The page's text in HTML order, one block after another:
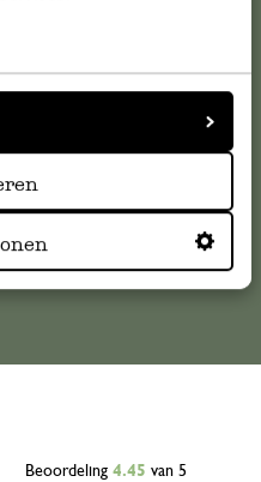
Beoordeling 4.45 van 5